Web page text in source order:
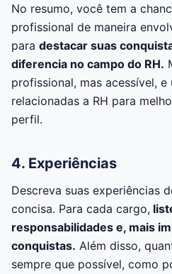
No resumo, você tem a
profissional de maneira
para destacar suas
diferencia no campo do RH.
profissional, mas acessível,
relacionadas a RH para
perfil.
4. Experiências
Descreva suas experiências
concisa. Para cada cargo,
responsabilidades e, mais
conquistas. Além disso,
sempre que possível, como